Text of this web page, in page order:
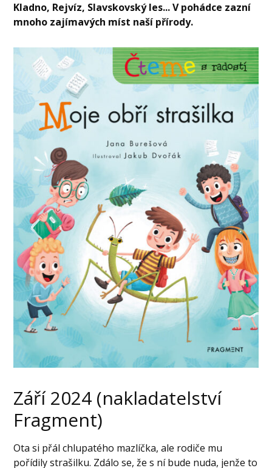
Kladno, Rejvíz, Slavskovský les... V pohádce zazní
mnoho zajímavých míst naší přírody.
Září 2024 (nakladatelství
Fragment)
Ota si přál chlupatého mazlíčka, ale rodiče mu
pořídily strašilku. Zdálo se, že s ní bude nuda, jenže to